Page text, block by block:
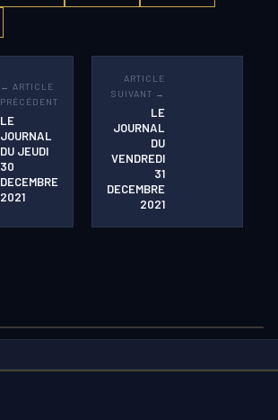
← ARTICLE
PRÉCÉDENT
LE
JOURNAL
DU JEUDI
30
DECEMBRE
2021
ARTICLE
SUIVANT →
LE
JOURNAL
DU
VENDREDI
31
DECEMBRE
2021